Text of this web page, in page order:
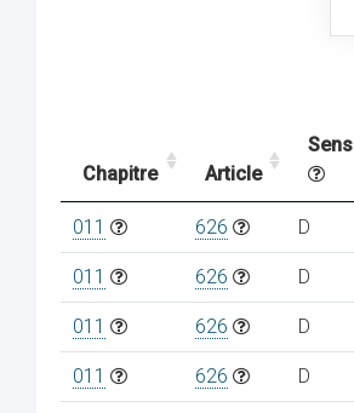
Chapitre Article
Sens
011 626 D
011 626 D
011 626 D
011 626 D